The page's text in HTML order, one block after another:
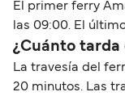
El primer ferry
las 09:00. El
¿Cuánto tarda
La travesía del
20 minutos. Las